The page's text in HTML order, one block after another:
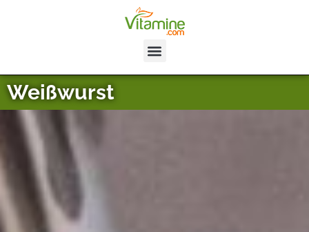
Weißwurst